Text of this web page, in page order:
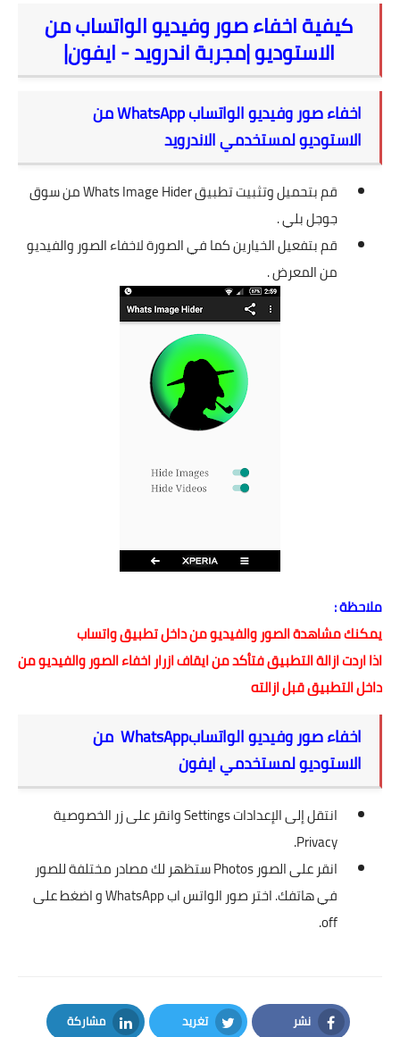
كيفية اخفاء صور وفيديو الواتساب من
الاستوديو |مجربة اندرويد - ايفون|
اخفاء صور وفيديو الواتساب WhatsApp من
الاستوديو لمستخدمي الاندرويد
قم بتحميل وتثبيت تطبيق Whats Image Hider من سوق
جوجل بلي .
قم بتفعيل الخيارين كما في الصورة لاخفاء الصور والفيديو
من المعرض .
ملاحظة :
يمكنك مشاهدة الصور والفيديو من داخل تطبيق واتساب
اذا اردت ازالة التطبيق فتأكد من ايقاف ازرار اخفاء الصور والفيديو من
داخل التطبيق قبل ازالته
اخفاء صور وفيديو الواتسابWhatsApp من
الاستوديو لمستخدمي ايفون
انتقل إلى الإعدادات Settings وانقر على زر الخصوصية
Privacy.
انقر على الصور Photos ستظهر لك مصادر مختلفة للصور
في هاتفك. اختر صور الواتس اب WhatsApp و اضغط على
off.
نشر تغريد مشاركة